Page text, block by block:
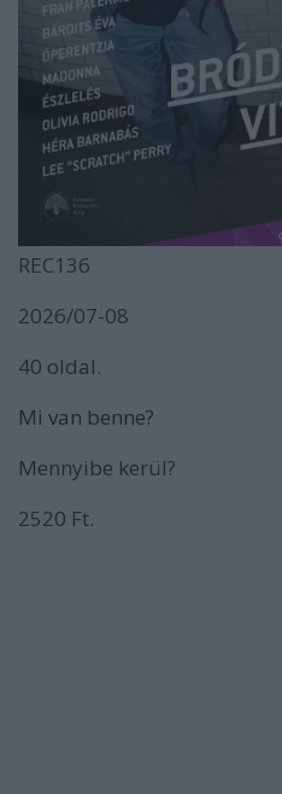
REC136
2026/07-08
40 oldal.
Mi van benne?
Mennyibe kerül?
2520 Ft.